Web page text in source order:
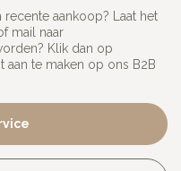
aankoop? Laat het
mail naar
Klik dan op
te maken op ons B2B